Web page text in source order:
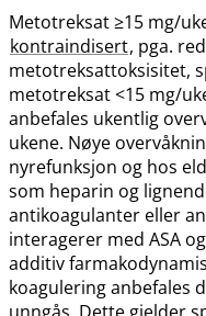
Metotreksat ≥15 mg​/​
kontraindisert, pga.
metotreksattoksisitet,
metotreksat <15 mg​/​
anbefales ukentlig
ukene. Nøye
nyrefunksjon og hos
som heparin og
antikoagulanter eller
interagerer med ASA
additiv
koagulering anbefales